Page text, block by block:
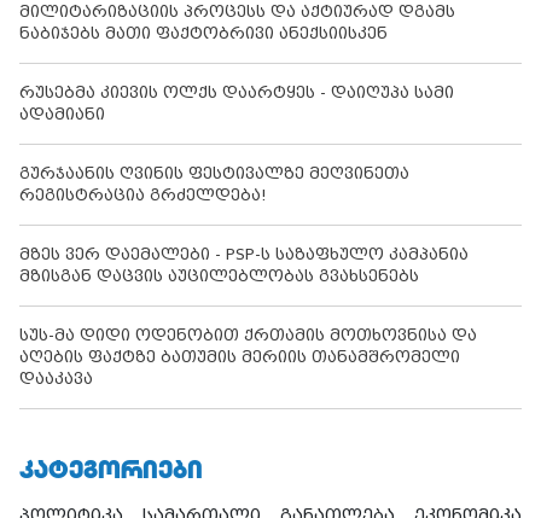
მილიტარიზაციის პროცესს და აქტიურად დგამს
ნაბიჯებს მათი ფაქტობრივი ანექსიისკენ
რუსებმა კიევის ოლქს დაარტყეს - დაიღუპა სამი
ადამიანი
გურჯაანის ღვინის ფესტივალზე მეღვინეთა
რეგისტრაცია გრძელდება!
მზეს ვერ დაემალები - PSP-ს საზაფხულო კამპანია
მზისგან დაცვის აუცილებლობას გვახსენებს
სუს-მა დიდი ოდენობით ქრთამის მოთხოვნისა და
აღების ფაქტზე ბათუმის მერიის თანამშრომელი
დააკავა
ᲙᲐᲢᲔᲒᲝᲠᲘᲔᲑᲘ